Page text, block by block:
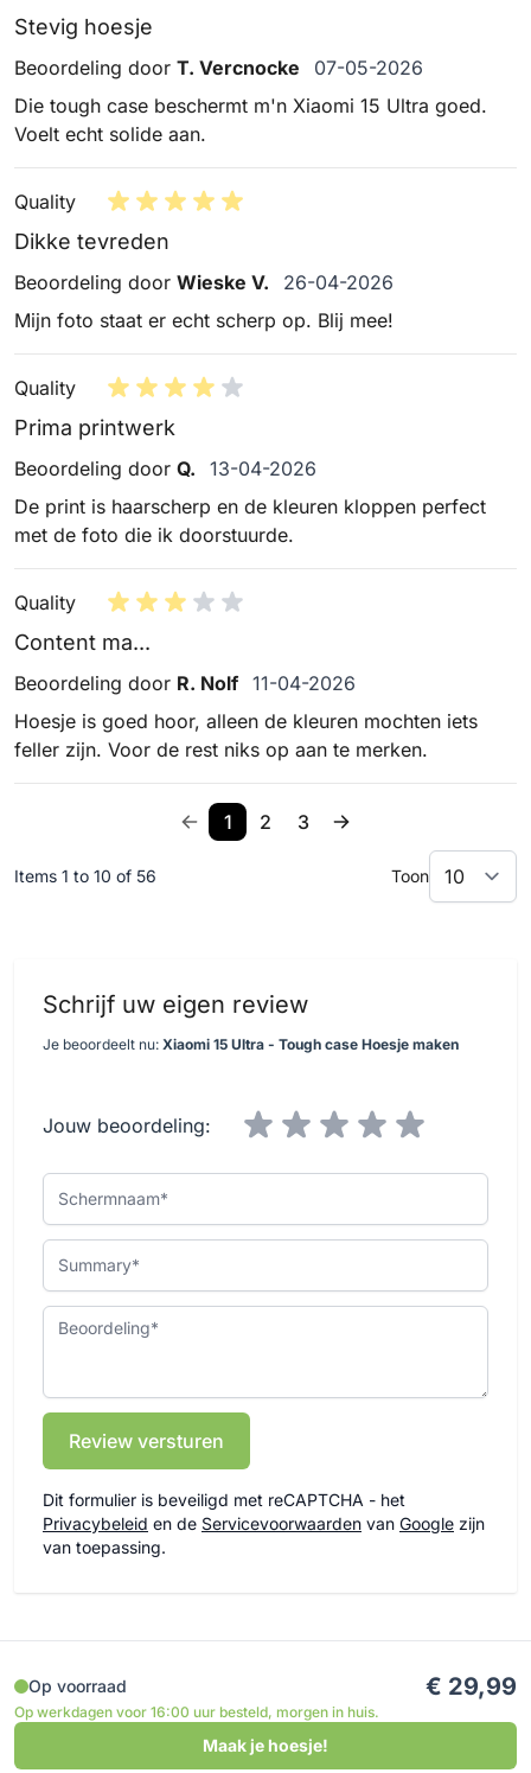
Stevig hoesje
Beoordeling door T. Vercnocke 7 mei 2026
07-05-2026
Die tough case beschermt m'n Xiaomi 15 Ultra goed.
Voelt echt solide aan.
Quality
Dikke tevreden
Beoordeling door Wieske V. 26 april 2026
26-04-2026
Mijn foto staat er echt scherp op. Blij mee!
Quality
Prima printwerk
Beoordeling door Q. 13 april 2026
13-04-2026
De print is haarscherp en de kleuren kloppen perfect
met de foto die ik doorstuurde.
Quality
Content ma...
Beoordeling door R. Nolf 11 april 2026
11-04-2026
Hoesje is goed hoor, alleen de kleuren mochten iets
feller zijn. Voor de rest niks op aan te merken.
1 2 3
Items 1 to 10 of 56 Toon
Schrijf uw eigen review
Je beoordeelt nu: Xiaomi 15 Ultra - Tough case Hoesje maken
Jouw beoordeling:
Schermnaam
Summary
Beoordeling
Review versturen
Dit formulier is beveiligd met reCAPTCHA - het
Privacybeleid en de Servicevoorwaarden van Google zijn
van toepassing.
Op voorraad € 29,99
Op werkdagen voor 16:00 uur besteld, morgen in huis.
Maak je hoesje!